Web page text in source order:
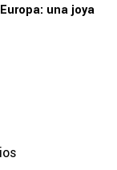
una joya